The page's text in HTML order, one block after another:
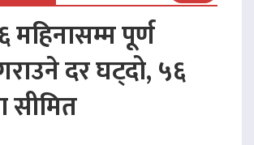
महिनासम्म पूर्ण
दर घट्दो, ५६
सीमित